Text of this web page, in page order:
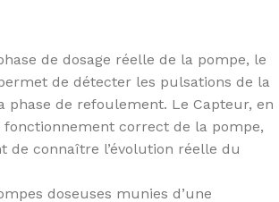
de dosage réelle de la pompe, le
de détecter les pulsations de la
phase de refoulement. Le Capteur, en
correct de la pompe,
de connaître l’évolution réelle du
doseuses munies d’une